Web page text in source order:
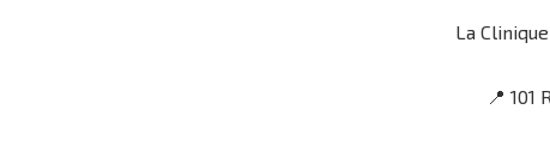
La
📍